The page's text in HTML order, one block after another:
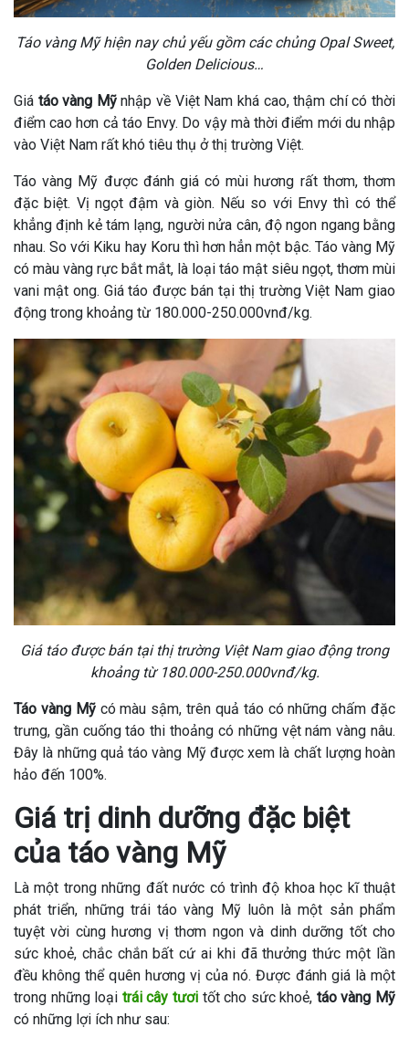
Táo vàng Mỹ hiện nay chủ yếu gồm các chủng Opal Sweet,
Golden Delicious…
Giá táo vàng Mỹnhập về Việt Nam khá cao, thậm chí có thời
điểm cao hơn cả táo Envy. Do vậy mà thời điểm mới du nhập
vào Việt Nam rất khó tiêu thụ ở thị trường Việt.
Táo vàng Mỹ được đánh giá có mùi hương rất thơm, thơm
đặc biệt. Vị ngọt đậm và giòn. Nếu so với Envy thì có thể
khẳng định kẻ tám lạng, người nửa cân, độ ngon ngang bằng
nhau. So với Kiku hay Koru thì hơn hẳn một bậc. Táo vàng Mỹ
có màu vàng rực bắt mắt, là loại táo mật siêu ngọt, thơm mùi
vani mật ong. Giá táo được bán tại thị trường Việt Nam giao
động trong khoảng từ 180.000-250.000vnđ/kg.
Giá táo được bán tại thị trường Việt Nam giao động trong
khoảng từ 180.000-250.000vnđ/kg.
Táo vàng Mỹcó màu sậm, trên quả táo có những chấm đặc
trưng, gần cuống táo thi thoảng có những vệt nám vàng nâu.
Đây là những quả táo vàng Mỹ được xem là chất lượng hoàn
hảo đến 100%.
Giá trị dinh dưỡng đặc biệt
của táo vàng Mỹ
Là một trong những đất nước có trình độ khoa học kĩ thuật
phát triển, những trái táo vàng Mỹ luôn là một sản phẩm
tuyệt vời cùng hương vị thơm ngon và dinh dưỡng tốt cho
sức khoẻ, chắc chắn bất cứ ai khi đã thưởng thức một lần
đều không thể quên hương vị của nó. Được đánh giá là một
trong những loại trái cây tươi tốt cho sức khoẻ, táo vàng Mỹ
có những lợi ích như sau: